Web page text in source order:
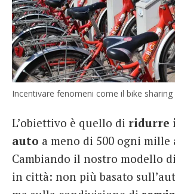
Incentivare fenomeni come il bike sharing
L’obiettivo è quello di ridurre
auto a meno di 500 ogni mille
Cambiando il nostro modello
in città: non più basato